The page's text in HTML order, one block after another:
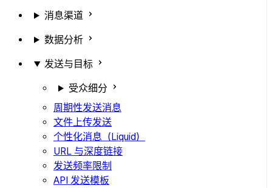
消息渠道
数据分析
发送与目标
受众细分
周期性发送消息
文件上传发送
个性化消息（Liquid）
URL 与深度链接
发送频率限制
API 发送模板